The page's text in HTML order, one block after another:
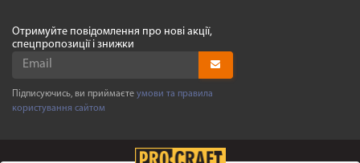
Отримуйте повідомлення про нові акції,
спецпропозиції і знижки
Підписуючись, ви приймаєте умови та правила
користування сайтом